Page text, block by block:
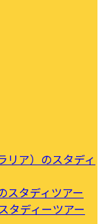
リア）のスタディ
スタディツアー
タディーツアー